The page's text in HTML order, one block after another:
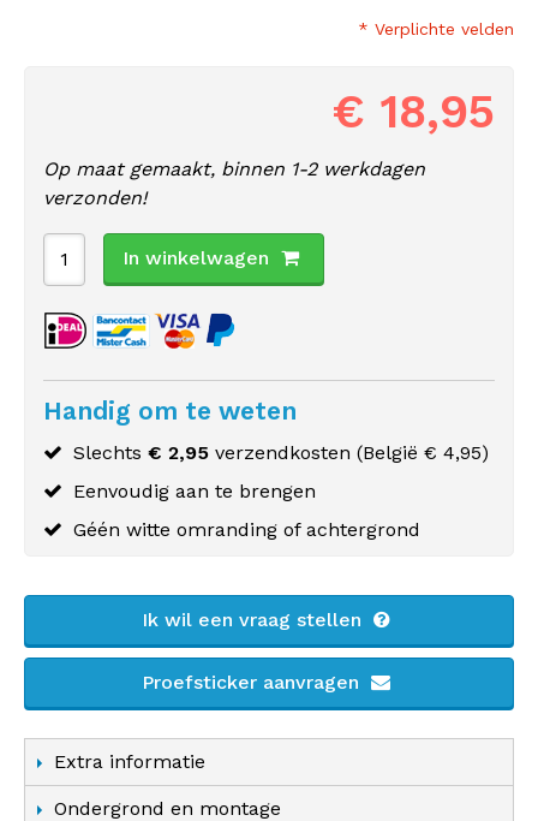
* Verplichte velden
€ 18,95
Op maat gemaakt, binnen 1-2 werkdagen
verzonden!
In winkelwagen
Handig om te weten
Slechts € 2,95 verzendkosten (België € 4,95)
Eenvoudig aan te brengen
Géén witte omranding of achtergrond
Ik wil een vraag stellen
Proefsticker aanvragen
Extra informatie
Ondergrond en montage